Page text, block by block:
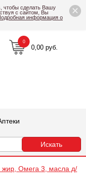
×
чтобы сделать Вашу
с сайтом, Вы
информация о
0,00 руб.
0
Омега 3, масла д/